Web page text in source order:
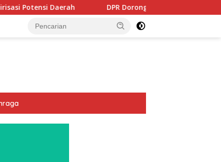
DPR Dorong Program PTSL dan Percepatan Sertifikasi